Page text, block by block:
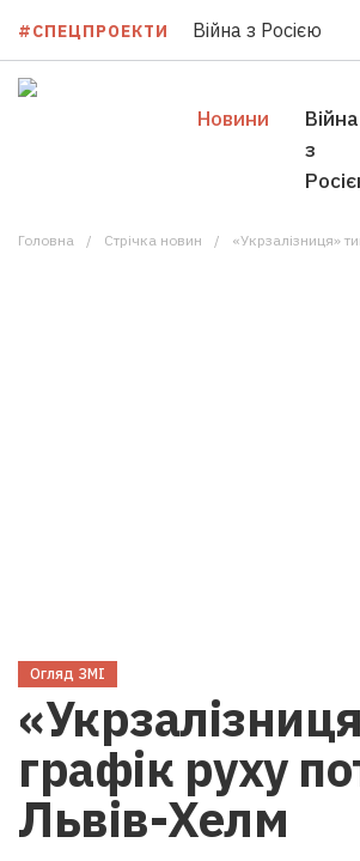
#СПЕЦПРОЕКТИ Війна з Росією
Новини
Війна
з
Головна Стрічка новин «Укрзалізниця»
Огляд ЗМІ
графік руху
Львів-Хелм